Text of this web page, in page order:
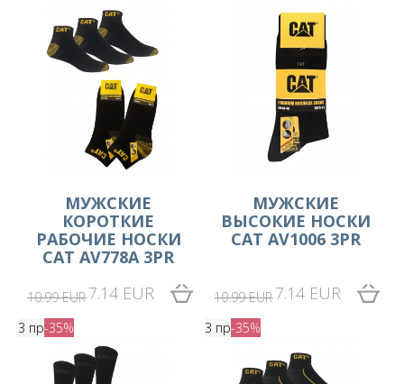
МУЖСКИЕ
КОРОТКИЕ
РАБОЧИЕ НОСКИ
CAT AV778A 3PR
10.99 EUR7.14 EUR
МУЖСКИЕ
ВЫСОКИЕ НОСКИ
CAT AV1006 3PR
10.99 EUR7.14 EUR
3 пр-35% 3 пр-35%